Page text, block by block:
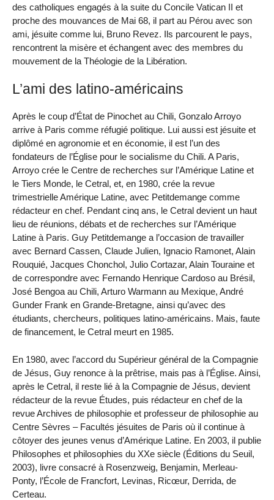
des catholiques engagés à la suite du Concile Vatican II et
proche des mouvances de Mai 68, il part au Pérou avec son
ami, jésuite comme lui, Bruno Revez. Ils parcourent le pays,
rencontrent la misère et échangent avec des membres du
mouvement de la Théologie de la Libération.
L’ami des latino-américains
Après le coup d’État de Pinochet au Chili, Gonzalo Arroyo
arrive à Paris comme réfugié politique. Lui aussi est jésuite et
diplômé en agronomie et en économie, il est l’un des
fondateurs de l’Église pour le socialisme du Chili. A Paris,
Arroyo crée le Centre de recherches sur l’Amérique Latine et
le Tiers Monde, le Cetral, et, en 1980, crée la revue
trimestrielle Amérique Latine, avec Petitdemange comme
rédacteur en chef. Pendant cinq ans, le Cetral devient un haut
lieu de réunions, débats et de recherches sur l’Amérique
Latine à Paris. Guy Petitdemange a l’occasion de travailler
avec Bernard Cassen, Claude Julien, Ignacio Ramonet, Alain
Rouquié, Jacques Chonchol, Julio Cortazar, Alain Touraine et
de correspondre avec Fernando Henrique Cardoso au Brésil,
José Bengoa au Chili, Arturo Warmann au Mexique, André
Gunder Frank en Grande-Bretagne, ainsi qu’avec des
étudiants, chercheurs, politiques latino-américains. Mais, faute
de financement, le Cetral meurt en 1985.
En 1980, avec l’accord du Supérieur général de la Compagnie
de Jésus, Guy renonce à la prêtrise, mais pas à l’Église. Ainsi,
après le Cetral, il reste lié à la Compagnie de Jésus, devient
rédacteur de la revue Études, puis rédacteur en chef de la
revue Archives de philosophie et professeur de philosophie au
Centre Sèvres – Facultés jésuites de Paris où il continue à
côtoyer des jeunes venus d’Amérique Latine. En 2003, il publie
Philosophes et philosophies du XXe siècle (Éditions du Seuil,
2003), livre consacré à Rosenzweig, Benjamin, Merleau-
Ponty, l’École de Francfort, Levinas, Ricœur, Derrida, de
Certeau.